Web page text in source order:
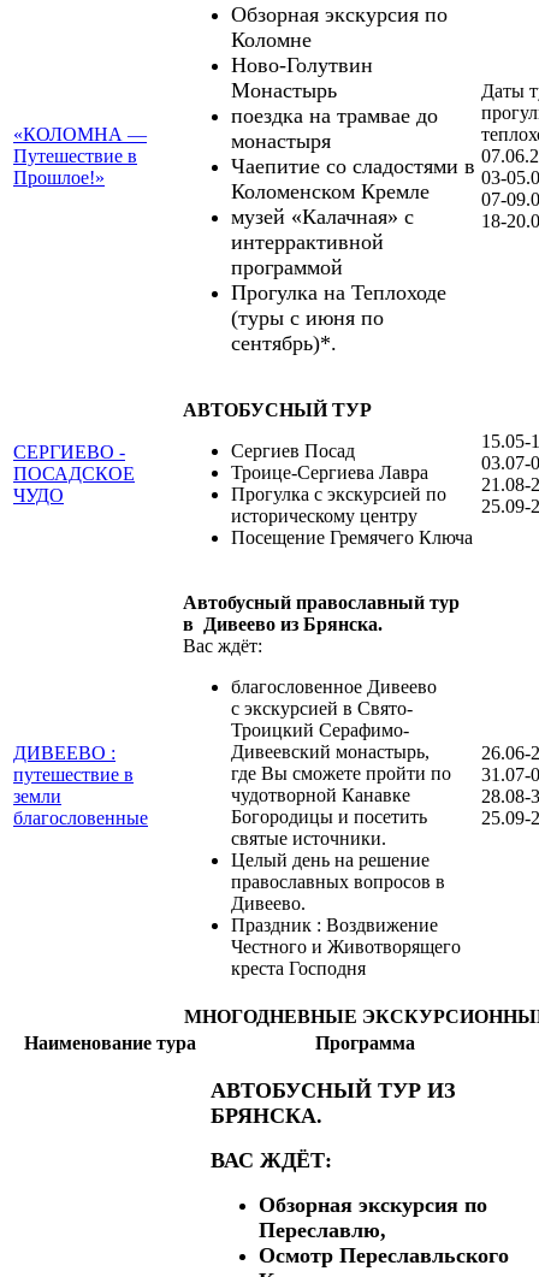
«КОЛОМНА —
Путешествие в
Прошлое!»
Обзорная экскурсия по
Коломне
Ново-Голутвин
Монастырь
поездка на трамвае до
монастыря
Чаепитие со сладостями в
Коломенском Кремле
музей «Калачная» с
интеррактивной
программой
Прогулка на Теплоходе
(туры с июня по
сентябрь)*.
Даты
03-
07-
18-
СЕРГИЕВО -
ПОСАДСКОЕ
ЧУДО
АВТОБУСНЫЙ ТУР
Сергиев Посад
Троице-Сергиева Лавра
Прогулка с экскурсией по
историческому центру
Посещение Гремячего Ключа
15.05-
03.07-
21.08-
25.09-
ДИВЕЕВО :
путешествие в
земли
благословенные
Автобусный православный тур
в Дивеево из Брянска.
Вас ждёт:
благословенное Дивеево
с экскурсией в Свято-
Троицкий Серафимо-
Дивеевский монастырь,
где Вы сможете пройти по
чудотворной Канавке
Богородицы и посетить
святые источники.
Целый день на решение
православных вопросов в
Дивеево.
Праздник : Воздвижение
Честного и Животворящего
креста Господня
26.06-
31.07-
28.08-
25.09-
МНОГОДНЕВНЫЕ
Наименование тура
Программа
АВТОБУСНЫЙ ТУР ИЗ
БРЯНСКА.
ВАС ЖДЁТ:
Обзорная экскурсия по
Переславлю,
Осмотр Переславльского